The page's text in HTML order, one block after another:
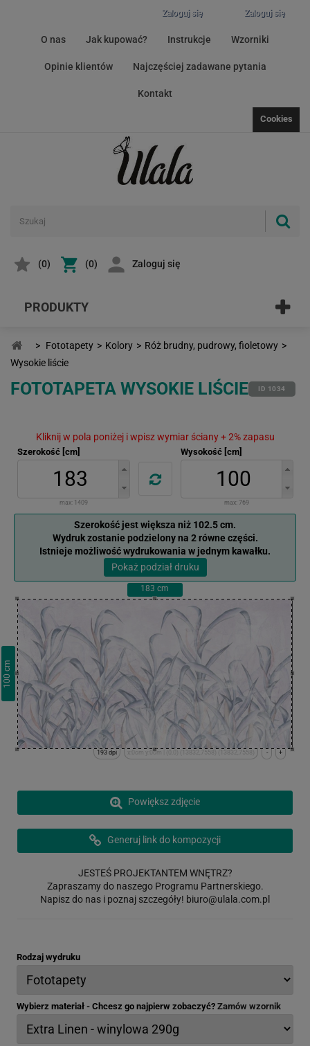
Zaloguj się
Zaloguj się
O nas Jak kupować? Instrukcje Wzorniki
Opinie klientów Najczęściej zadawane pytania
Kontakt
Cookies
(0) (0) Zaloguj się
PRODUKTY
> Fototapety > Kolory > Róż brudny, pudrowy, fioletowy >
Wysokie liście
FOTOTAPETA WYSOKIE LIŚCIE ID 1034
Kliknij w pola poniżej i wpisz wymiar ściany + 2% zapasu
Szerokość [cm]
max: 1409
Wysokość [cm]
max: 769
Szerokość jest większa niż 102.5 cm.
Wydruk zostanie podzielony na 2 równe części.
Istnieje możliwość wydrukowania w jednym kawałku.
Pokaż podział druku
183 cm
100
cm
+
-
x:0cm y:0cm | (0,0) (13832,7558) (13832,7558)
193 dpi
Powiększ zdjęcie
Generuj link do kompozycji
JESTEŚ PROJEKTANTEM WNĘTRZ?
Zapraszamy do naszego Programu Partnerskiego.
Napisz do nas i poznaj szczegóły! biuro@ulala.com.pl
Rodzaj wydruku
Wybierz materiał - Chcesz go najpierw zobaczyć? Zamów wzornik